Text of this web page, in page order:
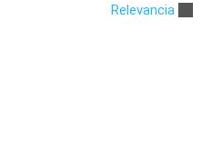
Relevancia